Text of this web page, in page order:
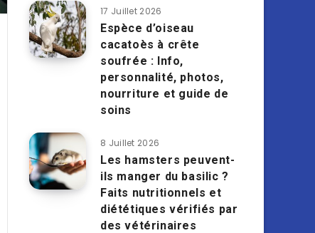
17 Juillet 2026
Espèce d’oiseau
cacatoès à crête
soufrée : Info,
personnalité, photos,
nourriture et guide de
soins
8 Juillet 2026
Les hamsters peuvent-
ils manger du basilic ?
Faits nutritionnels et
diététiques vérifiés par
des vétérinaires